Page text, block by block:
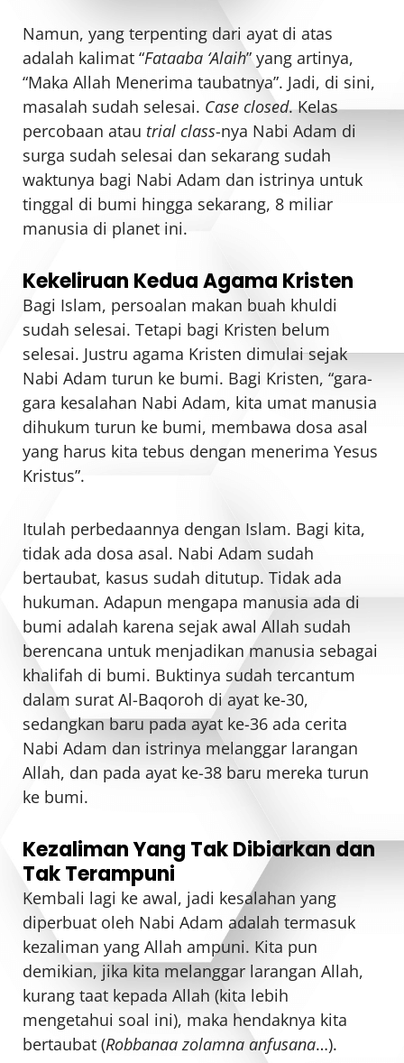
Namun, yang terpenting dari ayat di atas
adalah kalimat “Fataaba ‘Alaih” yang artinya,
“Maka Allah Menerima taubatnya”. Jadi, di sini,
masalah sudah selesai. Case closed. Kelas
percobaan atau trial class-nya Nabi Adam di
surga sudah selesai dan sekarang sudah
waktunya bagi Nabi Adam dan istrinya untuk
tinggal di bumi hingga sekarang, 8 miliar
manusia di planet ini.
Kekeliruan Kedua Agama Kristen
Bagi Islam, persoalan makan buah khuldi
sudah selesai. Tetapi bagi Kristen belum
selesai. Justru agama Kristen dimulai sejak
Nabi Adam turun ke bumi. Bagi Kristen, “gara-
gara kesalahan Nabi Adam, kita umat manusia
dihukum turun ke bumi, membawa dosa asal
yang harus kita tebus dengan menerima Yesus
Kristus”.
Itulah perbedaannya dengan Islam. Bagi kita,
tidak ada dosa asal. Nabi Adam sudah
bertaubat, kasus sudah ditutup. Tidak ada
hukuman. Adapun mengapa manusia ada di
bumi adalah karena sejak awal Allah sudah
berencana untuk menjadikan manusia sebagai
khalifah di bumi. Buktinya sudah tercantum
dalam surat Al-Baqoroh di ayat ke-30,
sedangkan baru pada ayat ke-36 ada cerita
Nabi Adam dan istrinya melanggar larangan
Allah, dan pada ayat ke-38 baru mereka turun
ke bumi.
Kezaliman Yang Tak Dibiarkan dan
Tak Terampuni
Kembali lagi ke awal, jadi kesalahan yang
diperbuat oleh Nabi Adam adalah termasuk
kezaliman yang Allah ampuni. Kita pun
demikian, jika kita melanggar larangan Allah,
kurang taat kepada Allah (kita lebih
mengetahui soal ini), maka hendaknya kita
bertaubat (Robbanaa zolamna anfusana…).